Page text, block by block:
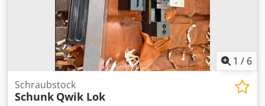
1 / 6
Schraubstock
Schunk Qwik Lok